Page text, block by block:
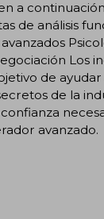
a
de análisis
Los
de
de la
avanzado.